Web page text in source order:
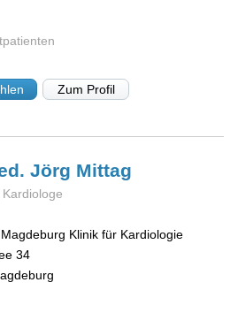
Zum Profil
Jörg Mittag
Klinik für Kardiologie
34